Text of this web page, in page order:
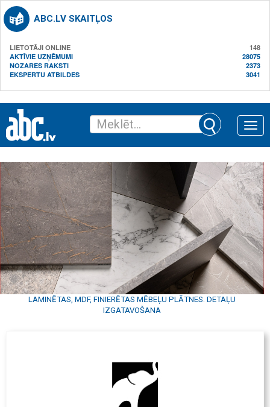
ABC.LV SKAITĻOS
LIETOTĀJI ONLINE
148
AKTĪVIE UZŅĒMUMI
28075
NOZARES RAKSTI
2373
EKSPERTU ATBILDES
3041
Toggle
LAMINĒTAS, MDF, FINIERĒTAS MĒBEĻU PLĀTNES. DETAĻU
IZGATAVOŠANA